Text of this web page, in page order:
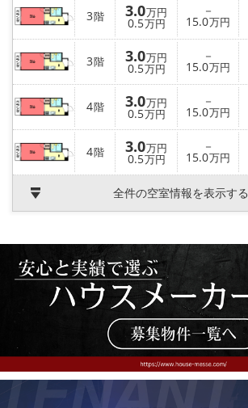
路線·駅から探す
IT重説について
スタッフ紹介
賃貸管理の北白川店
店舗情報·アクセス
会社概要
メールでお問い合わせ
3階 3.0万円
0.5万円
－
15.0万円
3階 3.0万円
0.5万円
－
15.0万円
4階 3.0万円
0.5万円
－
15.0万円
4階 3.0万円
0.5万円
－
15.0万円
全件の空室情報を表示する